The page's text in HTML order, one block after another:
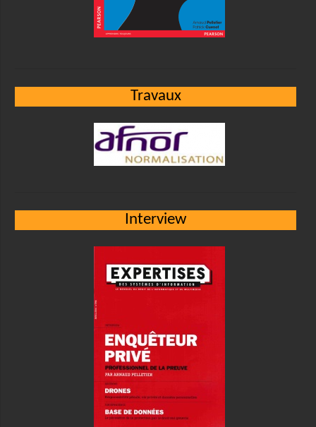
Travaux
Interview